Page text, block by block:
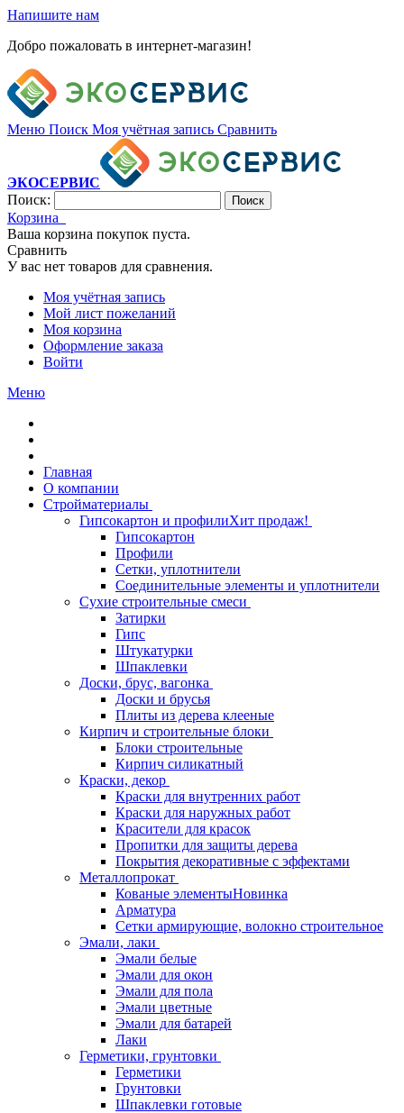
Напишите нам
Добро пожаловать в интернет-магазин!
Меню Поиск Моя учётная запись Сравнить
ЭКОСЕРВИС
Поиск:
Поиск
Корзина
Ваша корзина покупок пуста.
Сравнить
У вас нет товаров для сравнения.
Моя учётная запись
Мой лист пожеланий
Моя корзина
Оформление заказа
Войти
Меню
Главная
О компании
Стройматериалы
Гипсокартон и профилиХит продаж!
Гипсокартон
Профили
Сетки, уплотнители
Соединительные элементы и уплотнители
Сухие строительные смеси
Затирки
Гипс
Штукатурки
Шпаклевки
Доски, брус, вагонка
Доски и брусья
Плиты из дерева клееные
Кирпич и строительные блоки
Блоки строительные
Кирпич силикатный
Краски, декор
Краски для внутренних работ
Краски для наружных работ
Красители для красок
Пропитки для защиты дерева
Покрытия декоративные с эффектами
Металлопрокат
Кованые элементыНовинка
Арматура
Сетки армирующие, волокно строительное
Эмали, лаки
Эмали белые
Эмали для окон
Эмали для пола
Эмали цветные
Эмали для батарей
Лаки
Герметики, грунтовки
Герметики
Грунтовки
Шпаклевки готовые